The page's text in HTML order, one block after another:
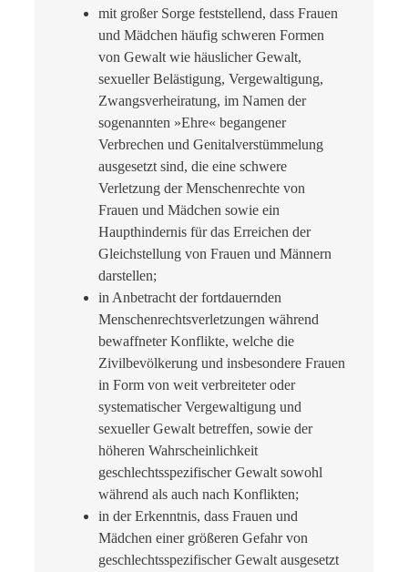
mit großer Sorge feststellend, dass Frauen
und Mädchen häufig schweren Formen
von Gewalt wie häuslicher Gewalt,
sexueller Belästigung, Vergewaltigung,
Zwangsverheiratung, im Namen der
sogenannten »Ehre« begangener
Verbrechen und Genitalverstümmelung
ausgesetzt sind, die eine schwere
Verletzung der Menschenrechte von
Frauen und Mädchen sowie ein
Haupthindernis für das Erreichen der
Gleichstellung von Frauen und Männern
darstellen;
in Anbetracht der fortdauernden
Menschenrechtsverletzungen während
bewaffneter Konflikte, welche die
Zivilbevölkerung und insbesondere Frauen
in Form von weit verbreiteter oder
systematischer Vergewaltigung und
sexueller Gewalt betreffen, sowie der
höheren Wahrscheinlichkeit
geschlechtsspezifischer Gewalt sowohl
während als auch nach Konflikten;
in der Erkenntnis, dass Frauen und
Mädchen einer größeren Gefahr von
geschlechtsspezifischer Gewalt ausgesetzt